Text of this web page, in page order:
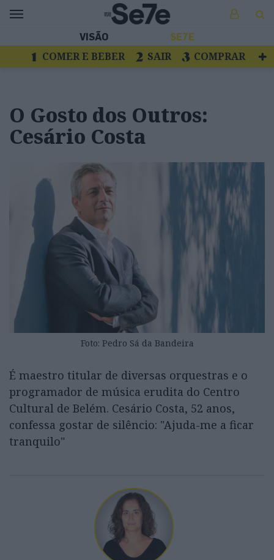
VISÃO SE7E
COMER E BEBER SAIR
COMPRAR
O Gosto dos Outros:
Cesário Costa
Foto: Pedro Sá da Bandeira
É maestro titular de diversas orquestras e o
programador de música erudita do Centro
Cultural de Belém. Cesário Costa, 52 anos,
confessa gostar de silêncio: "Ajuda-me a ficar
tranquilo"